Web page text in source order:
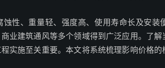
性、重量轻、强度高、使用寿命长及安装
业建筑通风等多个领域得到广泛应用。了
实施至关重要。本文将系统梳理影响价格